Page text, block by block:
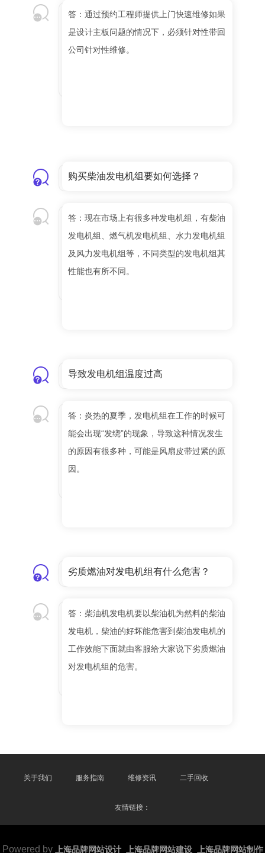
答：通过预约工程师提供上门快速维修如果
是设计主板问题的情况下，必须针对性带回
公司针对性维修。
购买柴油发电机组要如何选择？
答：现在市场上有很多种发电机组，有柴油
发电机组、燃气机发电机组、水力发电机组
及风力发电机组等，不同类型的发电机组其
性能也有所不同。
导致发电机组温度过高
答：炎热的夏季，发电机组在工作的时候可
能会出现“发绕”的现象，导致这种情况发生
的原因有很多种，可能是风扇皮带过紧的原
因。
劣质燃油对发电机组有什么危害？
答：柴油机发电机要以柴油机为然料的柴油
发电机，柴油的好坏能危害到柴油发电机的
工作效能下面就由客服给大家说下劣质燃油
对发电机组的危害。
关于我们 服务指南 维修资讯 二手回收
友情链接：
Powered by 上海品牌网站设计_上海品牌网站建设_上海品牌网站制作